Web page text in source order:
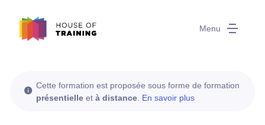
Menu
Cette formation est proposée sous forme de formation
présentielle et à distance En savoir plus